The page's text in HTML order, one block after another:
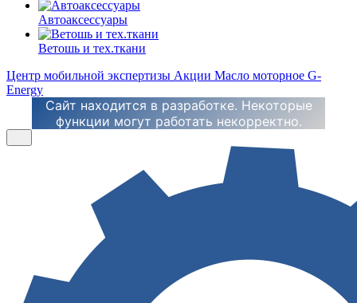
Автоаксессуары
Ветошь и тех.ткани
Центр мобильной экспертизы Акции Масло моторное G-
Energy
Сайт находится в разработке. Некоторые
функции могут работать некорректно.